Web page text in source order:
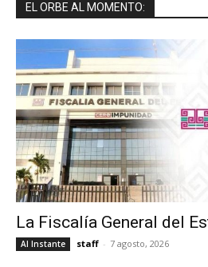
EL ORBE AL MOMENTO:
La Fiscalía General del
Al Instante staff - 7 agosto, 2026